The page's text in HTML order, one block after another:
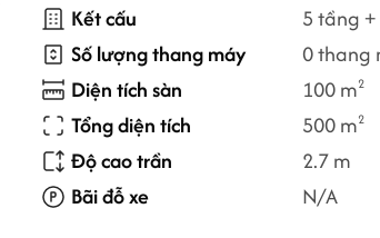
Kết cấu
5 tầng
Số lượng thang máy
0 thang
Diện tích sàn
100 m2
Tổng diện tích
500 m2
Độ cao trần
2.7 m
Bãi đỗ xe
N/A